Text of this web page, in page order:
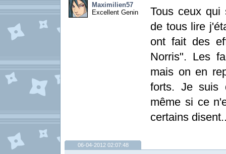
Maximilien57
Excellent Genin
Tous ceux qui
de tous lire
ont fait des
Norris". Les
mais on en
forts. Je suis
même si ce
certains
06-04-2012 02:07:48